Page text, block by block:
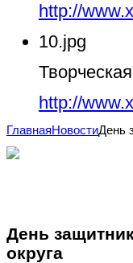
http://
10.jpg
http://
ГлавнаяНовостиДень
День
округа